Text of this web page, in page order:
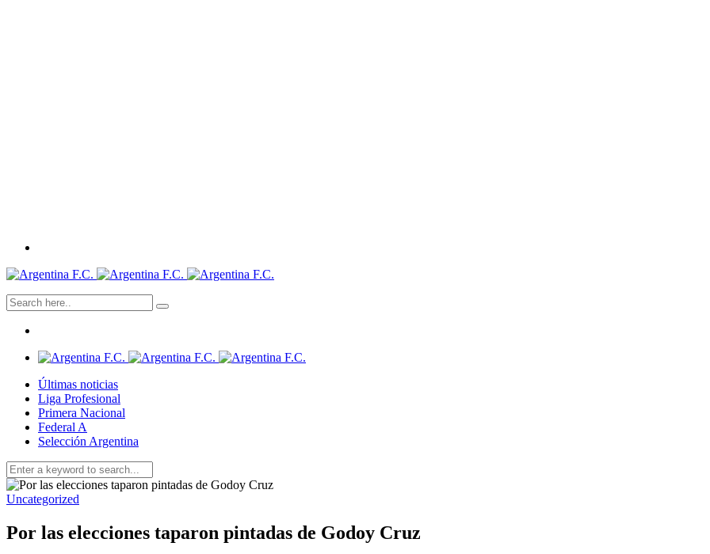
Últimas noticias
Liga Profesional
Primera Nacional
Federal A
Selección Argentina
Uncategorized
Por las elecciones taparon pintadas de Godoy Cruz